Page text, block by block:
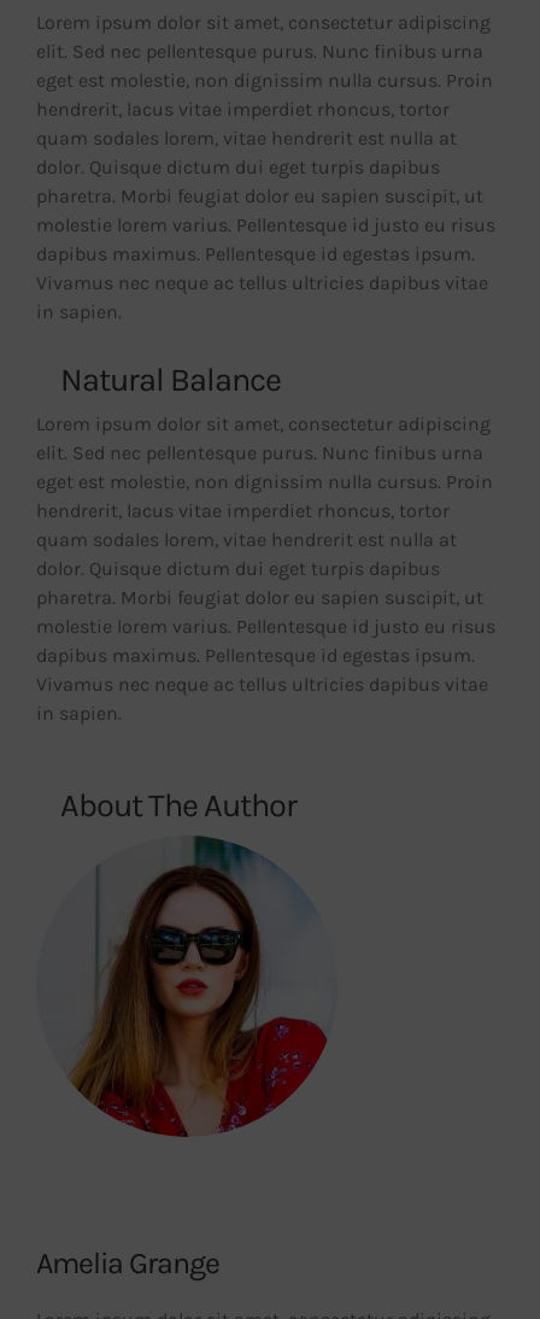
Lorem ipsum dolor sit amet, consectetur adipiscing
elit. Sed nec pellentesque purus. Nunc finibus urna
eget est molestie, non dignissim nulla cursus. Proin
hendrerit, lacus vitae imperdiet rhoncus, tortor
quam sodales lorem, vitae hendrerit est nulla at
dolor. Quisque dictum dui eget turpis dapibus
pharetra. Morbi feugiat dolor eu sapien suscipit, ut
molestie lorem varius. Pellentesque id justo eu risus
dapibus maximus. Pellentesque id egestas ipsum.
Vivamus nec neque ac tellus ultricies dapibus vitae
in sapien.
Natural Balance
Lorem ipsum dolor sit amet, consectetur adipiscing
elit. Sed nec pellentesque purus. Nunc finibus urna
eget est molestie, non dignissim nulla cursus. Proin
hendrerit, lacus vitae imperdiet rhoncus, tortor
quam sodales lorem, vitae hendrerit est nulla at
dolor. Quisque dictum dui eget turpis dapibus
pharetra. Morbi feugiat dolor eu sapien suscipit, ut
molestie lorem varius. Pellentesque id justo eu risus
dapibus maximus. Pellentesque id egestas ipsum.
Vivamus nec neque ac tellus ultricies dapibus vitae
in sapien.
About The Author
Amelia Grange